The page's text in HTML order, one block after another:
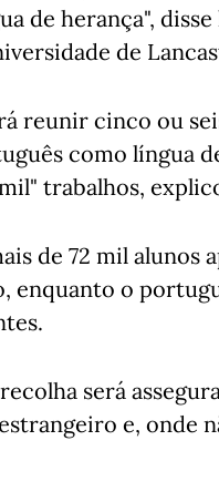
de herança",
de
reunir cinco ou
como língua
trabalhos,
de 72 mil alunos
enquanto o
será
e, onde